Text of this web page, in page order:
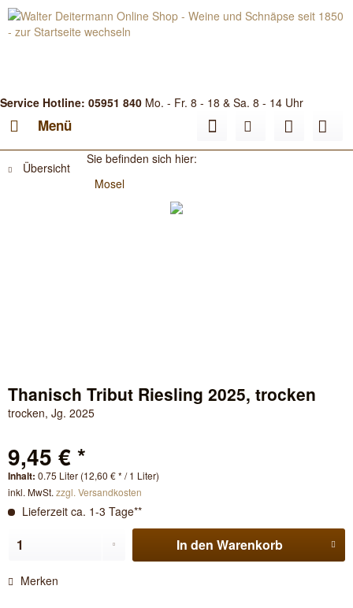
Service Hotline: 05951 840 Mo. - Fr. 8 - 18 & Sa. 8 - 14 Uhr
Menü
Übersicht
Sie befinden sich hier:
Mosel
Thanisch Tribut Riesling 2025, trocken
trocken, Jg. 2025
9,45 € *
Inhalt: 0.75 Liter (12,60 € * / 1 Liter)
inkl. MwSt. zzgl. Versandkosten
Lieferzeit ca. 1-3 Tage**
In den Warenkorb
Merken